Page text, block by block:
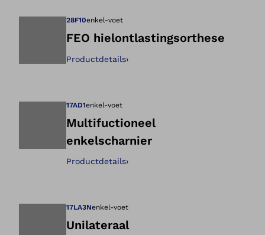
28F10enkel-voet
FEO hielontlastingsorthese
Productdetails›
Opent de
17AD1enkel-voet
Multifuctioneel
enkelscharnier
Productdetails›
17LA3Nenkel-voet
Unilateraal